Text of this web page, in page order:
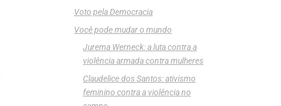
Voto pela Democracia
Você pode mudar o mundo
Jurema Werneck: a luta contra a
violência armada contra mulheres
Claudelice dos Santos: ativismo
feminino contra a violência no